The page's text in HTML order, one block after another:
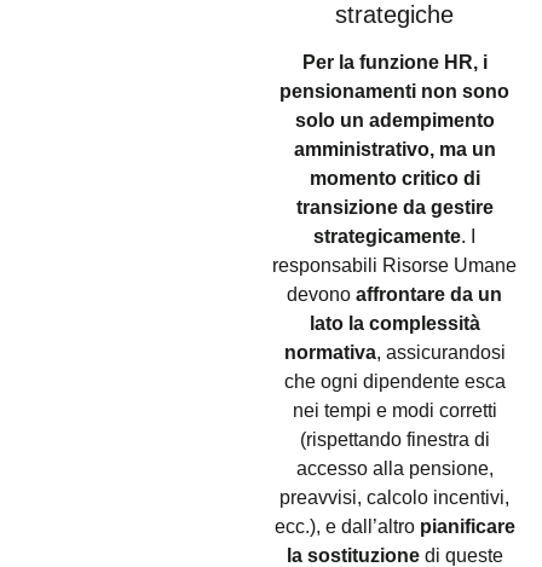
strategiche
Per la funzione HR, i
pensionamenti non sono
solo un adempimento
amministrativo, ma un
momento critico di
transizione da gestire
strategicamente. I
responsabili Risorse Umane
devono affrontare da un
lato la complessità
normativa, assicurandosi
che ogni dipendente esca
nei tempi e modi corretti
(rispettando finestra di
accesso alla pensione,
preavvisi, calcolo incentivi,
ecc.), e dall’altro pianificare
la sostituzionedi queste